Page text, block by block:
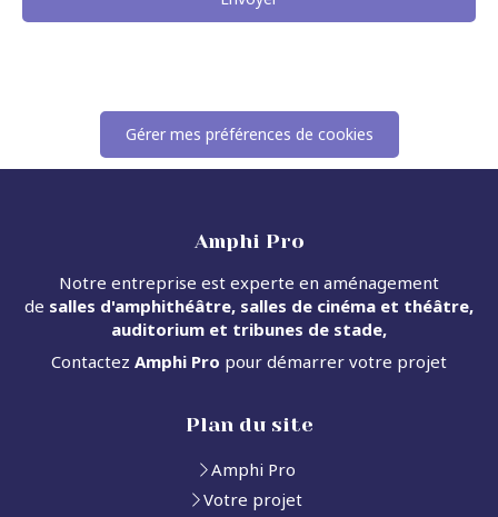
Gérer mes préférences de cookies
Amphi Pro
Notre entreprise est experte en aménagement
de salles d'amphithéâtre, salles de cinéma et théâtre,
auditorium et tribunes de stade,
Contactez Amphi Pro pour démarrer votre projet
Plan du site
Amphi Pro
Votre projet